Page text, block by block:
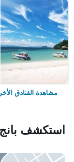
مشاهدة الفنادق
استكشف